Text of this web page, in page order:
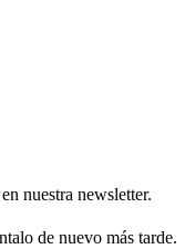
nuestra newsletter.
de nuevo más tarde.